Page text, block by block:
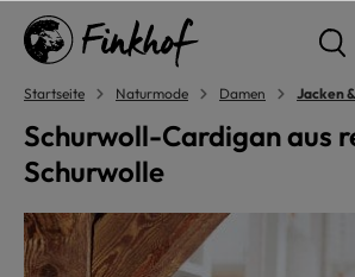
springen
Startseite Naturmode Damen Jacken
Schurwoll-Cardigan aus
Schurwolle
Bildergalerie überspringen